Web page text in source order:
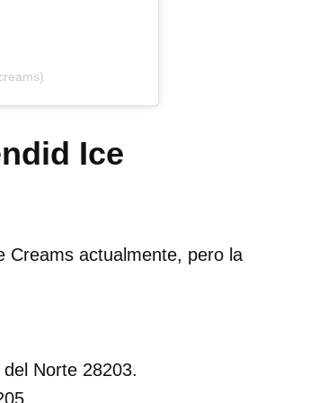
Ice
Creams actualmente, pero la
Norte 28203.